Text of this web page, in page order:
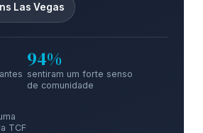
Las Vegas
94%
sentiram um forte senso
de comunidade
TCF